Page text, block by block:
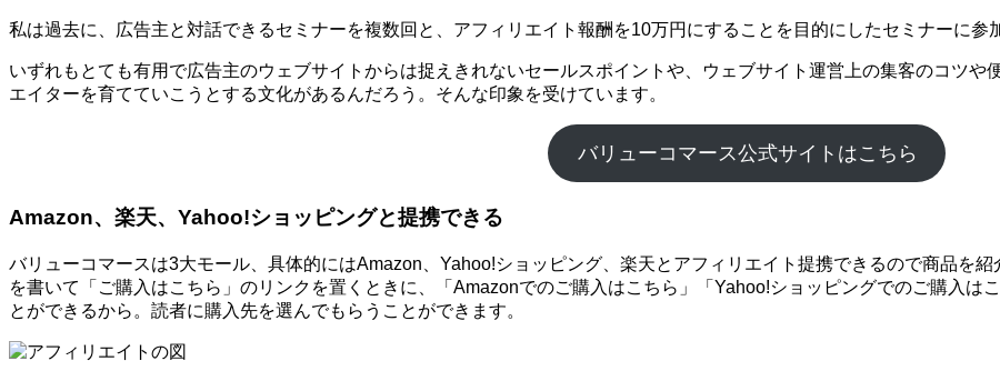
私は過去に、広告主と対話できるセミナーを複数回と、アフィリエイト報酬を10万円にすることを目的にしたセミナーに参
いずれもとても有用で広告主のウェブサイトからは捉えきれないセールスポイントや、ウェブサイト運営上の集客のコツや
エイターを育てていこうとする文化があるんだろう。そんな印象を受けています。
バリューコマース公式サイトはこちら
Amazon、楽天、Yahoo!ショッピングと提携できる
バリューコマースは3大モール、具体的にはAmazon、Yahoo!ショッピング、楽天とアフィリエイト提携できるので商品を
を書いて「ご購入はこちら」のリンクを置くときに、「Amazonでのご購入はこちら」「Yahoo!ショッピングでのご購入は
とができるから。読者に購入先を選んでもらうことができます。